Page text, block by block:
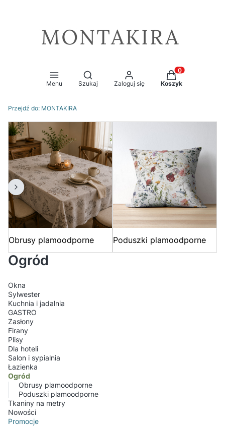
Menu
Otwórz wyszukiwarkę
Szukaj Zaloguj się
Produkty w
Koszyk
Przejdź do: MONTAKIRA
Obrusy plamoodporne Poduszki plamoodporne
Ogród
Okna
Sylwester
Kuchnia i jadalnia
GASTRO
Zasłony
Firany
Plisy
Dla hoteli
Salon i sypialnia
Łazienka
Ogród
Obrusy plamoodporne
Poduszki plamoodporne
Tkaniny na metry
Nowości
Promocje